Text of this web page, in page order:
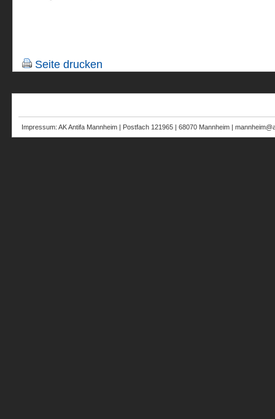
Seite drucken
Impressum: AK Antifa Mannheim | Postfach 121965 | 68070 Mannheim |